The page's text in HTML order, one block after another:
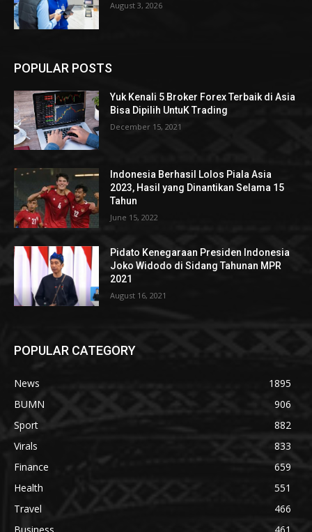
August 3, 2026
POPULAR POSTS
Yuk Kenali 5 Broker Forex Terbaik di Asia
Bisa Dipilih UntuK Trading
December 15, 2021
Indonesia Berhasil Lolos Piala Asia
2023, Hasil yang Dinantikan Selama 15
Tahun
June 15, 2022
Pidato Kenegaraan Presiden Indonesia
Joko Widodo di Sidang Tahunan MPR
2021
August 16, 2021
POPULAR CATEGORY
News
1895
BUMN
906
Sport
882
Virals
833
Finance
659
Health
551
Travel
466